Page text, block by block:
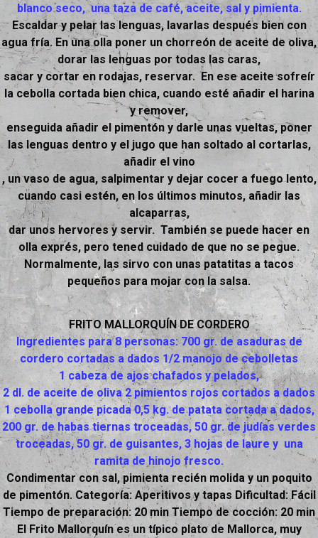
blanco seco, una taza de café, aceite, sal y pimienta.
Escaldar y pelar las lenguas, lavarlas después bien con
agua fría. En una olla poner un chorreón de aceite de oliva,
dorar las lenguas por todas las caras,
sacar y cortar en rodajas, reservar. En ese aceite sofreír
la cebolla cortada bien chica, cuando esté añadir el harina
y remover,
enseguida añadir el pimentón y darle unas vueltas, poner
las lenguas dentro y el jugo que han soltado al cortarlas,
añadir el vino
, un vaso de agua, salpimentar y dejar cocer a fuego lento,
cuando casi estén, en los últimos minutos, añadir las
alcaparras,
dar unos hervores y servir. También se puede hacer en
olla exprés, pero tened cuidado de que no se pegue.
Normalmente, las sirvo con unas patatitas a tacos
pequeños para mojar con la salsa.
FRITO MALLORQUÍN DE CORDERO
Ingredientes para 8 personas: 700 gr. de asaduras de
cordero cortadas a dados 1/2 manojo de cebolletas
1 cabeza de ajos chafados y pelados,
2 dl. de aceite de oliva 2 pimientos rojos cortados a dados
1 cebolla grande picada 0,5 kg. de patata cortada a dados,
200 gr. de habas tiernas troceadas, 50 gr. de judías verdes
troceadas, 50 gr. de guisantes, 3 hojas de laure y una
ramita de hinojo fresco.
Condimentar con sal, pimienta recién molida y un poquito
de pimentón. Categoría: Aperitivos y tapas Dificultad: Fácil
Tiempo de preparación: 20 min Tiempo de cocción: 20 min
El Frito Mallorquín es un típico plato de Mallorca, muy